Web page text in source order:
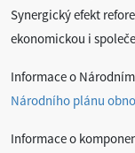
Synergický efekt
ekonomickou i
Informace o
Národního plánu
Informace o